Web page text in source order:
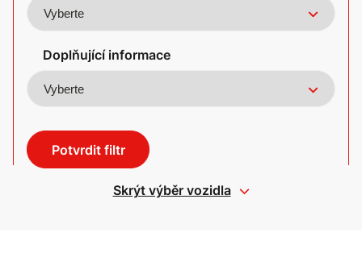
Doplňující informace
Potvrdit filtr
Skrýt výběr vozidla